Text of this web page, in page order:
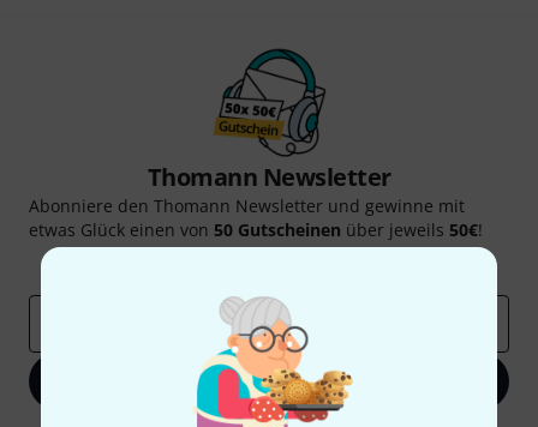
Thomann Newsletter
Abonniere den Thomann Newsletter und gewinne mit
etwas Glück einen von 50 Gutscheinen über jeweils 50€!
Thomann Insights
Jetzt anmelden